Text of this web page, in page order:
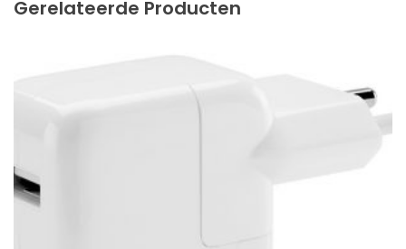
Gerelateerde Producten